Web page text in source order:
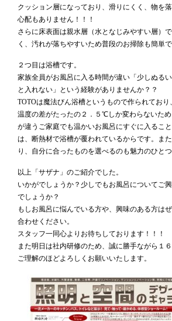
クッション層になっており、滑りにくく、物を
心配もありません！！！
さらに床表面は親水層（水となじみやすい層）
く、汚れが落ちやすいため普段のお掃除も簡単で
２つ目は浴槽です。
家族全員がお風呂に入る時間が違い「少しぬる
と入れない」という経験がありませんか？？
TOTOは魔法びん浴槽というもので作られており
温度の差がたったの２．５℃しか変わらないた
が違うご家庭でも温かいお風呂にすぐに入るこ
は、断熱材で浴槽が覆われているからです。ま
り、自分に合ったものを選べるのも魅力のひとつ
以上「サザナ」のご紹介でした。
いかがでしょうか？少しでもお風呂についてご
でしょうか？
もしお風呂に悩んでいる方や、興味のある方は
合わせください。
スタッフ一同心よりお待ちしております！！！
また明日は社内研修のため、誠に勝手ながら１
ご理解のほどよろしくお願いいたします。